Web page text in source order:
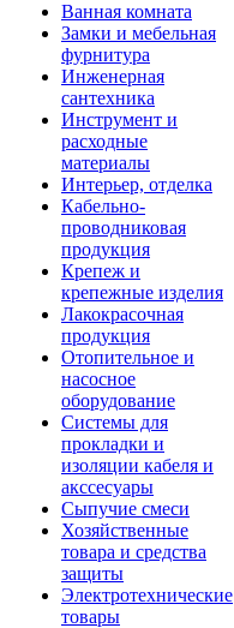
Ванная комната
Замки и мебельная
фурнитура
Инженерная
сантехника
Инструмент и
расходные
материалы
Интерьер, отделка
Кабельно-
проводниковая
продукция
Крепеж и
крепежные изделия
Лакокрасочная
продукция
Отопительное и
насосное
оборудование
Системы для
прокладки и
изоляции кабеля и
акссесуары
Сыпучие смеси
Хозяйственные
товара и средства
защиты
Электротехнические
товары